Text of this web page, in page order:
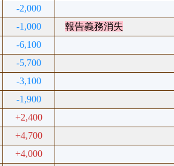
-2,000
-1,000
報告義務消失
-6,100
-5,700
-3,100
-1,900
+2,400
+4,700
+4,000